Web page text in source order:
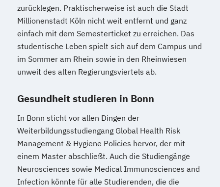
zurücklegen. Praktischerweise ist auch die Stadt
Millionenstadt Köln nicht weit entfernt und ganz
einfach mit dem Semesterticket zu erreichen. Das
studentische Leben spielt sich auf dem Campus und
im Sommer am Rhein sowie in den Rheinwiesen
unweit des alten Regierungsviertels ab.
Gesundheit studieren in Bonn
In Bonn sticht vor allen Dingen der
Weiterbildungsstudiengang Global Health Risk
Management & Hygiene Policies hervor, der mit
einem Master abschließt. Auch die Studiengänge
Neurosciences sowie Medical Immunosciences and
Infection könnte für alle Studierenden, die die